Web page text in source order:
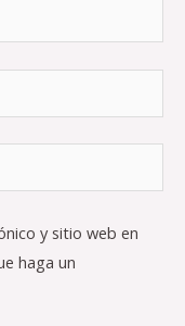
y sitio web en
haga un